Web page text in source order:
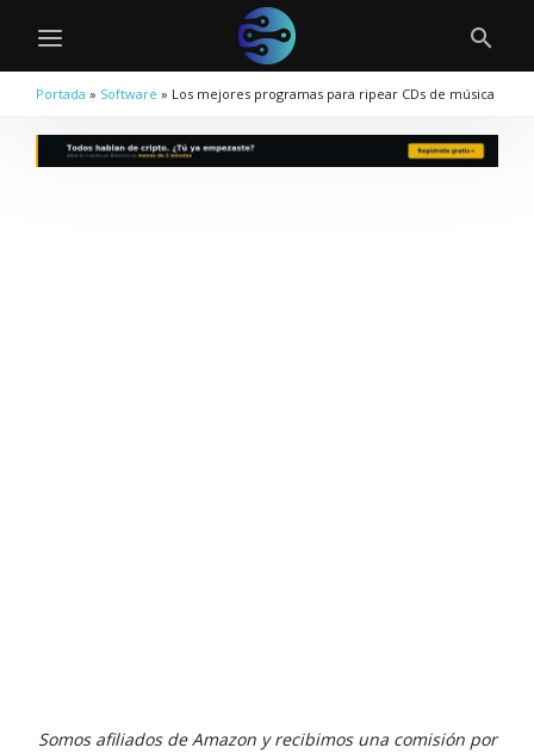
Portada » Software » Los mejores programas para ripear CDs de música
Somos afiliados de Amazon y recibimos una comisión por